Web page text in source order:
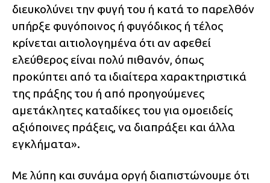
διευκολύνει την φυγή του ή κατά το παρελθόν
υπήρξε φυγόποινος ή φυγόδικος ή τέλος
κρίνεται αιτιολογημένα ότι αν αφεθεί
ελεύθερος είναι πολύ πιθανόν, όπως
προκύπτει από τα ιδιαίτερα χαρακτηριστικά
της πράξης του ή από προηγούμενες
αμετάκλητες καταδίκες του για ομοειδείς
αξιόποινες πράξεις, να διαπράξει και άλλα
εγκλήματα».
Με λύπη και συνάμα οργή διαπιστώνουμε ότι